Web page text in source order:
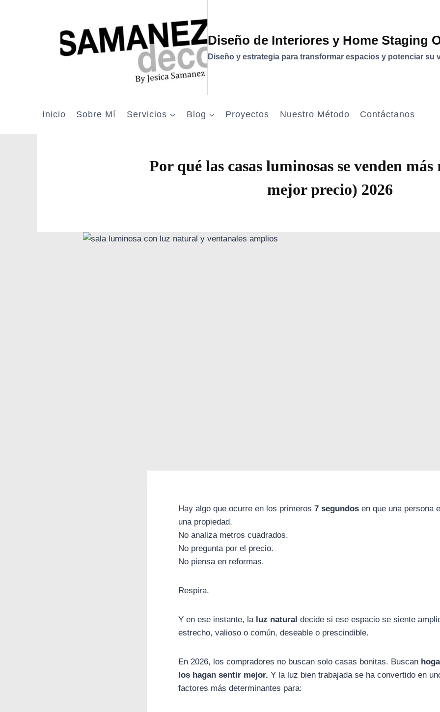
Diseño de Interiores y Home Staging
Diseño y estrategia para transformar espacios y potenciar su
Inicio Sobre Mí Servicios Blog Proyectos Nuestro Método Contáctanos
INMOBILIARIO
Por qué las casas luminosas se venden
mejor precio) 2026
Hay algo que ocurre en los primeros 7 segundos en que una persona
una propiedad.
No analiza metros cuadrados.
No pregunta por el precio.
No piensa en reformas.
Respira.
Y en ese instante, la luz natural decide si ese espacio se siente
estrecho, valioso o común, deseable o prescindible.
En 2026, los compradores no buscan solo casas bonitas. Buscan
los hagan sentir mejor. Y la luz bien trabajada se ha convertido en
factores más determinantes para: